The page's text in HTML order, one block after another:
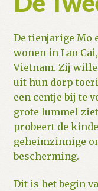
De tienjarige Mo
wonen in Lao
Vietnam. Zij
uit hun dorp
een centje bij te
grote lummel
probeert de
geheimzinnige
bescherming.
Dit is het begin